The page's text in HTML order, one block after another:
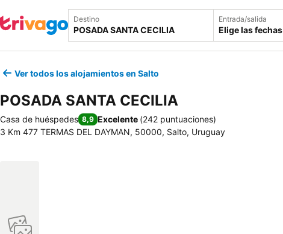
Destino Entrada/salida
Elige las fechas
Ver todos los alojamientos en Salto
POSADA SANTA CECILIA
Casa de huéspedes 8,9 Excelente (242 puntuaciones)
3 Km 477 TERMAS DEL DAYMAN, 50000, Salto, Uruguay